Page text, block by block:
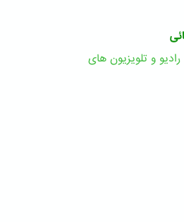
و تلویزیون های